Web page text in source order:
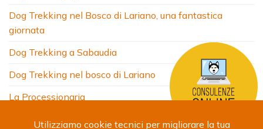
Dog Trekking nel Bosco di Lariano, una fantastica
giornata
Dog Trekking a Sabaudia
Dog Trekking nel bosco di Lariano
La Processionaria